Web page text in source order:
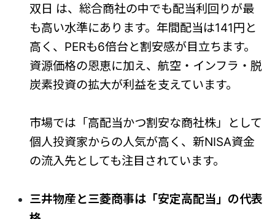
双日 は、総合商社の中でも配当利回りが最
も高い水準にあります。年間配当は141円と
高く、PERも6倍台と割安感が目立ちます。
資源価格の恩恵に加え、航空・インフラ・脱
炭素投資の拡大が利益を支えています。
市場では「高配当かつ割安な商社株」として
個人投資家からの人気が高く、新NISA資金
の流入先としても注目されています。
三井物産と三菱商事は「安定高配当」の代表